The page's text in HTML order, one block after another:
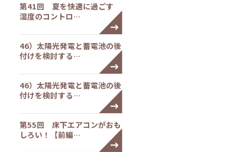
第41回 夏を快適に過ごす
湿度のコントロ…
46）太陽光発電と蓄電池の後
付けを検討する…
46）太陽光発電と蓄電池の後
付けを検討する…
第55回 床下エアコンがおも
しろい！【前編…